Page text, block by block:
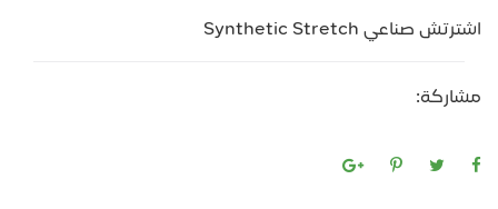
اشترتش صناعي Synthetic Stretch
مشاركة: